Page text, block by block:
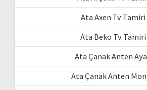
Ata Axen Tv Tamiri
Ata Beko Tv Tamiri
Ata Çanak Anten
Ata Çanak Anten